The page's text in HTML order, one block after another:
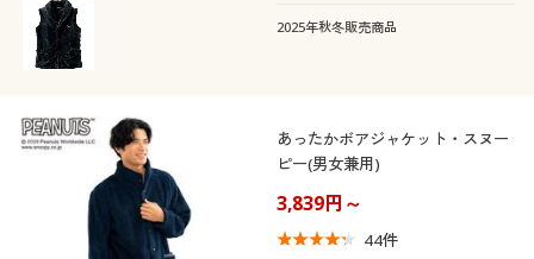
2025年秋冬販売商品
あったかボアジャケット・スヌー
ピー(男女兼用)
3,839円～
44件